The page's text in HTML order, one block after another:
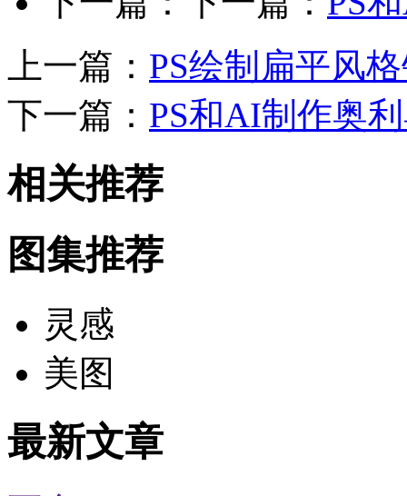
上一篇： PS绘制扁平风
下一篇： PS和AI制作奥
相关推荐
图集推荐
灵感
美图
最新文章